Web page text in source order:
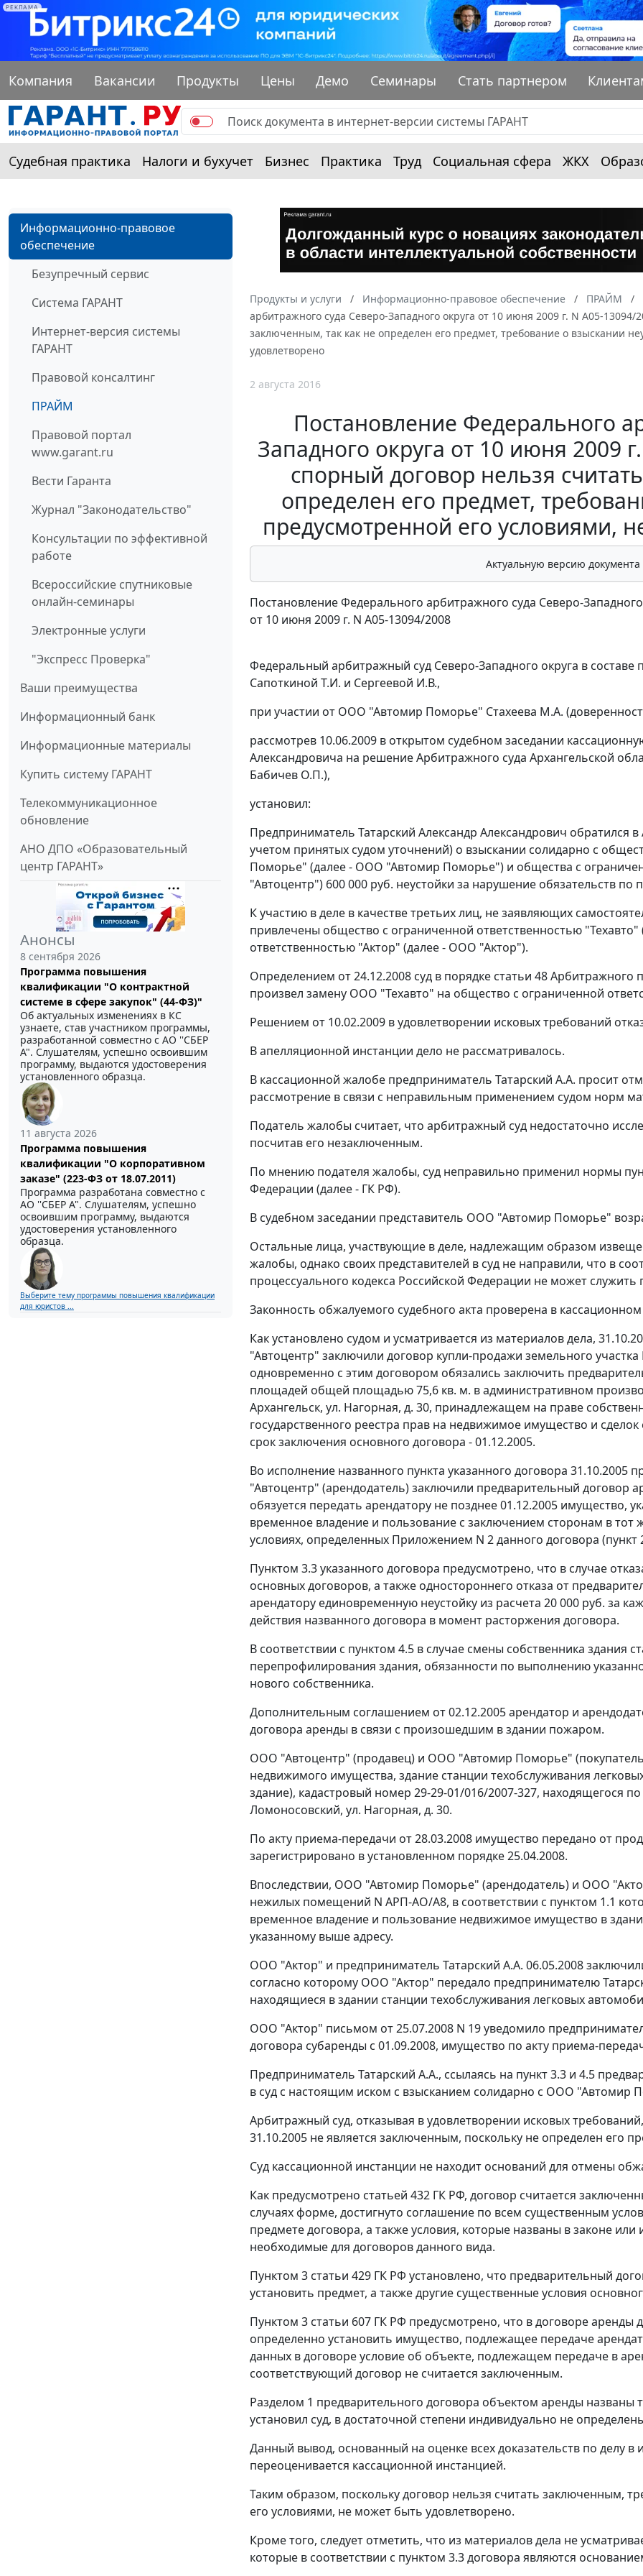
РЕКЛАМА
Компания Вакансии Продукты Цены Демо Семинары Стать партнером
Судебная практика Налоги и бухучет Бизнес Практика Труд Социальная сфера ЖКХ
Информационно-правовое
обеспечение
Безупречный сервис
Система ГАРАНТ
Интернет-версия системы
ГАРАНТ
Правовой консалтинг
ПРАЙМ
Правовой портал
www.garant.ru
Вести Гаранта
Журнал "Законодательство"
Консультации по эффективной
работе
Всероссийские спутниковые
онлайн-семинары
Электронные услуги
"Экспресс Проверка"
Ваши преимущества
Информационный банк
Информационные материалы
Купить систему ГАРАНТ
Телекоммуникационное
обновление
АНО ДПО «Образовательный
центр ГАРАНТ»
Анонсы
8 сентября 2026
Программа повышения
квалификации "О контрактной
системе в сфере закупок" (44-ФЗ)"
Об актуальных изменениях в КС
узнаете, став участником программы,
разработанной совместно с АО ''СБЕР
А". Слушателям, успешно освоившим
программу, выдаются удостоверения
установленного образца.
11 августа 2026
Программа повышения
квалификации "О корпоративном
заказе" (223-ФЗ от 18.07.2011)
Программа разработана совместно с
АО ''СБЕР А". Слушателям, успешно
освоившим программу, выдаются
удостоверения установленного
образца.
Выберите тему программы повышения квалификации
для юристов ...
Продукты и услуги Информационно-правовое обеспечение
ПРАЙМ
арбитражного суда Северо-Западного округа от 10 июня 2009 г. N А05-
заключенным, так как не определен его предмет, требование о взыскании
удовлетворено
2 августа 2016
Постановление Федерального
Западного округа от 10 июня 2009
спорный договор нельзя
определен его предмет,
предусмотренной его условиями,
Актуальную версию
Постановление Федерального арбитражного суда Северо-
от 10 июня 2009 г. N А05-13094/2008
Федеральный арбитражный суд Северо-Западного округа в составе
Сапоткиной Т.И. и Сергеевой И.В.,
при участии от ООО "Автомир Поморье" Стахеева М.А.
рассмотрев 10.06.2009 в открытом судебном заседании
Александровича на решение Арбитражного суда Архангельской
Бабичев О.П.),
установил:
Предприниматель Татарский Александр Александрович обратился
учетом принятых судом уточнений) о взыскании солидарно с
Поморье" (далее - ООО "Автомир Поморье") и общества с
"Автоцентр") 600 000 руб. неустойки за нарушение обязательств
К участию в деле в качестве третьих лиц, не заявляющих
привлечены общество с ограниченной ответственностью
ответственностью "Актор" (далее - ООО "Актор").
Определением от 24.12.2008 суд в порядке статьи 48Арбитражного
произвел замену ООО "Техавто" на общество с ограниченной
Решением от 10.02.2009 в удовлетворении исковых требований
В апелляционной инстанции дело не рассматривалось.
В кассационной жалобе предприниматель Татарский А.А. просит
рассмотрение в связи с неправильным применением судом норм
Податель жалобы считает, что арбитражный суд недостаточно
посчитав его незаключенным.
По мнению подателя жалобы, суд неправильно применил нормы
Федерации (далее - ГК РФ).
В судебном заседании представитель ООО "Автомир Поморье"
Остальные лица, участвующие в деле, надлежащим образом
жалобы, однако своих представителей в суд не направили, что в
процессуального кодекса Российской Федерации не может служить
Законность обжалуемого судебного акта проверена в
Как установлено судом и усматривается из материалов дела,
"Автоцентр" заключили договор купли-продажи земельного
одновременно с этим договором обязались заключить
площадей общей площадью 75,6 кв. м. в административном
Архангельск, ул. Нагорная, д. 30, принадлежащем на праве
государственного реестра прав на недвижимое имущество и
срок заключения основного договора - 01.12.2005.
Во исполнение названного пункта указанного договора
"Автоцентр" (арендодатель) заключили предварительный договор
обязуется передать арендатору не позднее 01.12.2005 имущество,
временное владение и пользование с заключением сторонам в тот
условиях, определенных Приложением N 2 данного договора (пункт
Пунктом 3.3 указанного договора предусмотрено, что в случае
основных договоров, а также одностороннего отказа от
арендатору единовременную неустойку из расчета 20 000 руб. за
действия названного договора в момент расторжения договора.
В соответствии с пунктом 4.5 в случае смены собственника здания
перепрофилирования здания, обязанности по выполнению
нового собственника.
Дополнительным соглашением от 02.12.2005 арендатор и
договора аренды в связи с произошедшим в здании пожаром.
ООО "Автоцентр" (продавец) и ООО "Автомир Поморье"
недвижимого имущества, здание станции техобслуживания
здание), кадастровый номер 29-29-01/016/2007-327, находящегося по
Ломоносовский, ул. Нагорная, д. 30.
По акту приема-передачи от 28.03.2008 имущество передано от
зарегистрировано в установленном порядке 25.04.2008.
Впоследствии, ООО "Автомир Поморье" (арендодатель) и ООО
нежилых помещений N АРП-АО/А8, в соответствии с пунктом 1.1
временное владение и пользование недвижимое имущество в
указанному выше адресу.
ООО "Актор" и предприниматель Татарский А.А. 06.05.2008
согласно которому ООО "Актор" передало предпринимателю
находящиеся в здании станции техобслуживания легковых
ООО "Актор" письмом от 25.07.2008 N 19 уведомило
договора субаренды с 01.09.2008, имущество по акту приема-
Предприниматель Татарский А.А., ссылаясь на пункт 3.3 и 4.5
в суд с настоящим иском с взысканием солидарно с ООО "Автомир
Арбитражный суд, отказывая в удовлетворении исковых
31.10.2005 не является заключенным, поскольку не определен его
Суд кассационной инстанции не находит оснований для отмены
Как предусмотрено статьей 432 ГК РФ, договор считается
случаях форме, достигнуто соглашение по всем существенным
предмете договора, а также условия, которые названы в законе
необходимые для договоров данного вида.
Пунктом 3 статьи 429 ГК РФ установлено, что предварительный
установить предмет, а также другие существенные условия
Пунктом 3 статьи 607 ГК РФ предусмотрено, что в договоре
определенно установить имущество, подлежащее передаче
данных в договоре условие об объекте, подлежащем передаче в
соответствующий договор не считается заключенным.
Разделом 1 предварительного договора объектом аренды
установил суд, в достаточной степени индивидуально не
Данный вывод, основанный на оценке всех доказательств по делу
переоценивается кассационной инстанцией.
Таким образом, поскольку договор нельзя считать заключенным,
его условиями, не может быть удовлетворено.
Кроме того, следует отметить, что из материалов дела не
которые в соответствии с пунктом 3.3 договора являются